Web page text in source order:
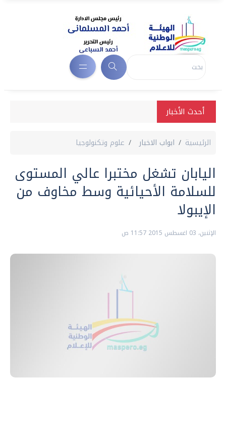
أحدث الأخبار
الرئيسية ابواب الاخبار علوم وتكنولوجيا
اليابان تشغل مختبرا عالي المستوى
للسلامة الأحيائية وسط مخاوف من
الإيبولا
الإثنين، 03 اغسطس 2015 11:57 ص